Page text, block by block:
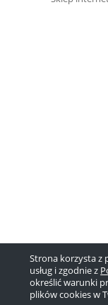
Strona korzysta z
usług i zgodnie z
określić warunki
plików cookies w